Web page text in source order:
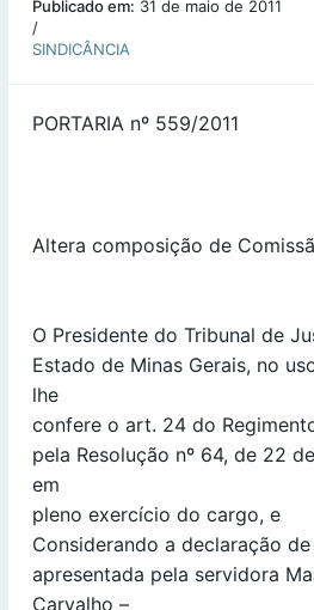
Publicado em: 31 de maio de 2011
/
SINDICÂNCIA
PORTARIA nº 559/2011
Altera composição de
O Presidente do Tribunal de
Estado de Minas Gerais, no
lhe
confere o art. 24 do
pela Resolução nº 64, de 22
em
pleno exercício do cargo, e
Considerando a declaração
apresentada pela servidora
Carvalho –